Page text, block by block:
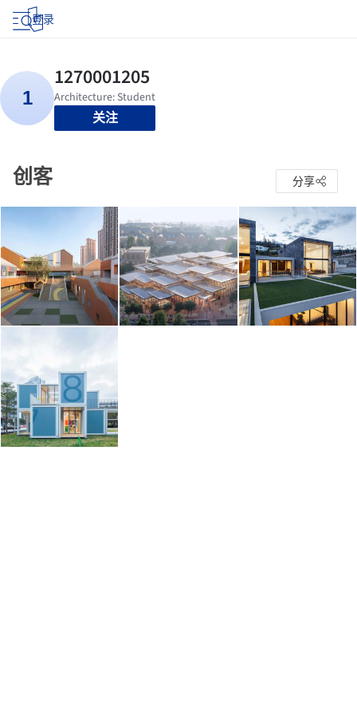
登录
关注
创客 分享